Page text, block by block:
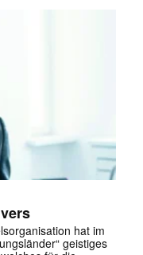
hat im
geistiges